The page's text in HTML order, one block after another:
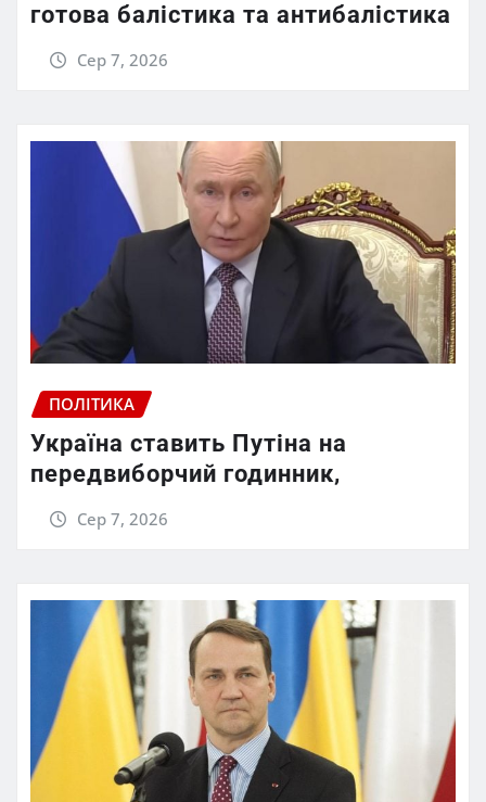
готова балістика та антибалістика
Сер 7, 2026
ПОЛІТИКА
Україна ставить Путіна на
передвиборчий годинник,
Сер 7, 2026